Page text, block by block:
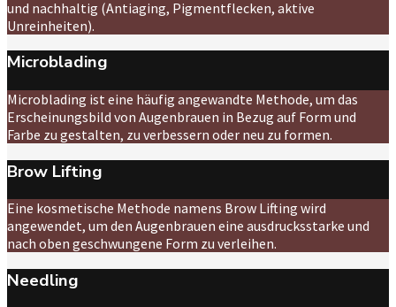
und nachhaltig (Antiaging, Pigmentflecken, aktive
Unreinheiten).
Microblading
Microblading ist eine häufig angewandte Methode, um das
Erscheinungsbild von Augenbrauen in Bezug auf Form und
Farbe zu gestalten, zu verbessern oder neu zu formen.
Brow Lifting
Eine kosmetische Methode namens Brow Lifting wird
angewendet, um den Augenbrauen eine ausdrucksstarke und
nach oben geschwungene Form zu verleihen.
Needling